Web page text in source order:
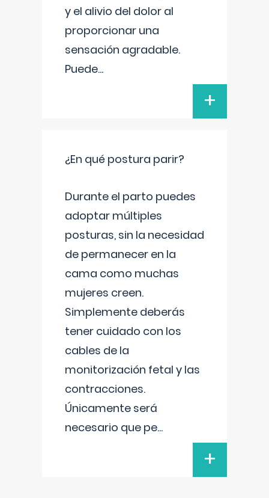
y el alivio del dolor al
proporcionar una
sensación agradable.
Puede...
+
¿En qué postura parir?
Durante el parto puedes
adoptar múltiples
posturas, sin la necesidad
de permanecer en la
cama como muchas
mujeres creen.
Simplemente deberás
tener cuidado con los
cables de la
monitorización fetal y las
contracciones.
Únicamente será
necesario que pe...
+